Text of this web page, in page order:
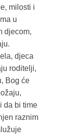
milosti i
u
djecom,
djeca
roditelji,
Bog će
da bi time
raznim